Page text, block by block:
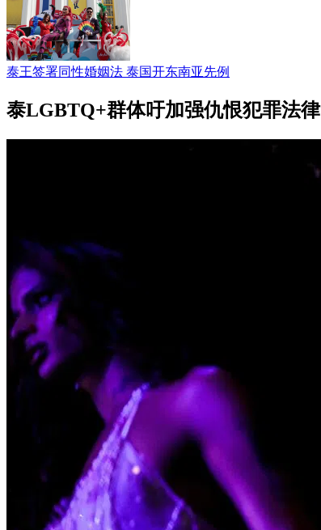
泰王签署同性婚姻法 泰国开东南亚先例
泰LGBTQ+群体吁加强仇恨犯罪法律